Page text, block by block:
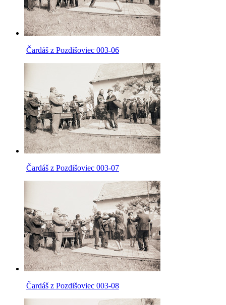
Čardáš z Pozdišoviec 003-06
Čardáš z Pozdišoviec 003-07
Čardáš z Pozdišoviec 003-08